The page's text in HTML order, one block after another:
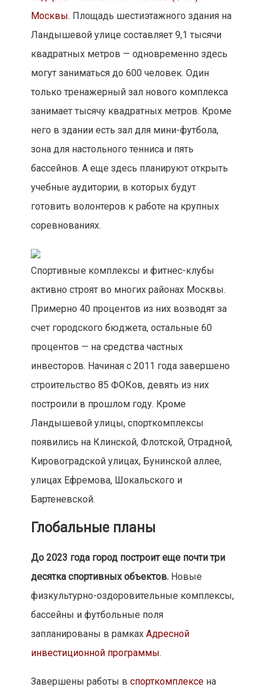
Москвы. Площадь шестиэтажного здания на
Ландышевой улице составляет 9,1 тысячи
квадратных метров — одновременно здесь
могут заниматься до 600 человек. Один
только тренажерный зал нового комплекса
занимает тысячу квадратных метров. Кроме
него в здании есть зал для мини-футбола,
зона для настольного тенниса и пять
бассейнов. А еще здесь планируют открыть
учебные аудитории, в которых будут
готовить волонтеров к работе на крупных
соревнованиях.
Спортивные комплексы и фитнес-клубы
активно строят во многих районах Москвы.
Примерно 40 процентов из них возводят за
счет городского бюджета, остальные 60
процентов — на средства частных
инвесторов. Начиная с 2011 года завершено
строительство 85 ФОКов, девять из них
построили в прошлом году. Кроме
Ландышевой улицы, спорткомплексы
появились на Клинской, Флотской, Отрадной,
Кировоградской улицах, Бунинской аллее,
улицах Ефремова, Шокальского и
Бартеневской.
Глобальные планы
До 2023 года город построит еще почти три
десятка спортивных объектов.Новые
физкультурно-оздоровительные комплексы,
бассейны и футбольные поля
запланированы в рамках Адресной
инвестиционной программы.
Завершены работы в спорткомплексена